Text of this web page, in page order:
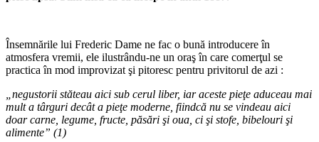
Însemnările lui Frederic Dame ne fac o bună introducere în
atmosfera vremii, ele ilustrându-ne un oraş în care comerţul se
practica în mod improvizat şi pitoresc pentru privitorul de azi :
„negustorii stăteau aici sub cerul liber, iar aceste pieţe aduceau mai
mult a târguri decât a pieţe moderne, fiindcă nu se vindeau aici
doar carne, legume, fructe, păsări şi oua, ci şi stofe, bibelouri şi
alimente” (1)